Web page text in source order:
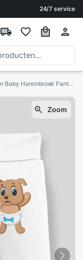
24/7 service
Angemiel Baby Zoete Puppy Jongen Baby Harembroek Pantalon Wit
Zoom